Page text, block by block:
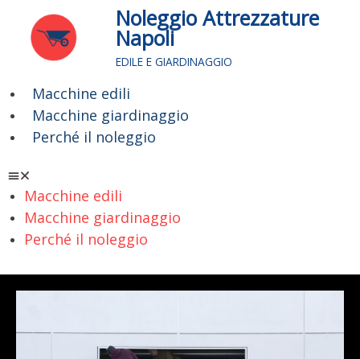
contenuto
Noleggio Attrezzature
Napoli
EDILE E GIARDINAGGIO
Macchine edili
Macchine giardinaggio
Perché il noleggio
Menu
Macchine edili
Macchine giardinaggio
Perché il noleggio